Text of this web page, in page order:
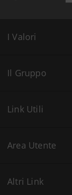
I Valori
Il Gruppo
Link Utili
Area Utente
Altri Link